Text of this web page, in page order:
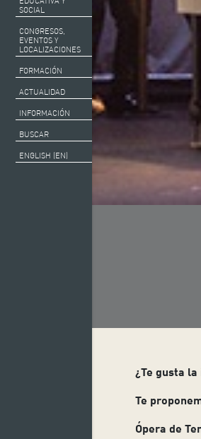
SOCIAL
CONGRESOS,
EVENTOS Y
LOCALIZACIONES
FORMACIÓN
ACTUALIDAD
INFORMACIÓN
BUSCAR
ENGLISH (EN)
¿Te gusta
Te
Ópera de